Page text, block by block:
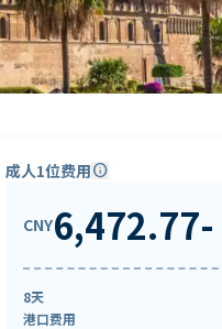
成人1位费用info
CNY6,472.77-
8天
港口费用